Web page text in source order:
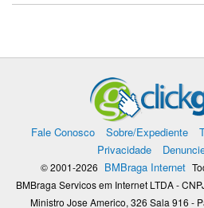
Fale Conosco Sobre/Expediente
Privacidade
© 2001-2026 BMBraga Internet
BMBraga Servicos em Internet LTDA -
Ministro Jose Americo, 326 Sala 916 -